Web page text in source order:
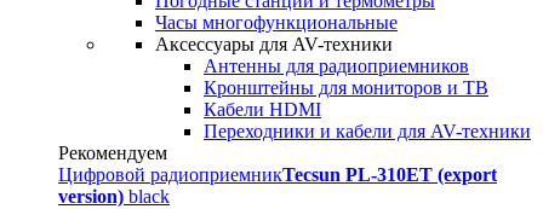
Часы многофункциональные
Аксессуары для AV-техники
Антенны для радиоприемников
Кронштейны для мониторов и ТВ
Кабели HDMI
Переходники и кабели для AV-техники
Рекомендуем
Цифровой радиоприемникTecsun PL-310ET (export
version) black